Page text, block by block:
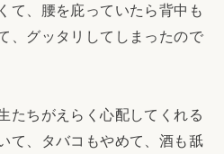
て、腰を庇っていたら背中も
、グッタリしてしまったので
たちがえらく心配してくれる
て、タバコもやめて、酒も舐